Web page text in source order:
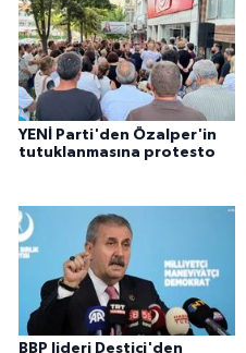
YENİ Parti'den Özalper'in
tutuklanmasına protesto
BBP lideri Destici'den